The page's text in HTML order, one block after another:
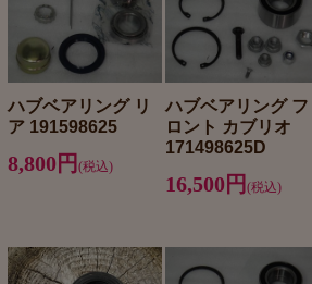
ハブベアリング リ
ア 191598625
8,800円 (税込)
ハブベアリング フ
ロント カブリオ
171498625D
16,500円 (税込)